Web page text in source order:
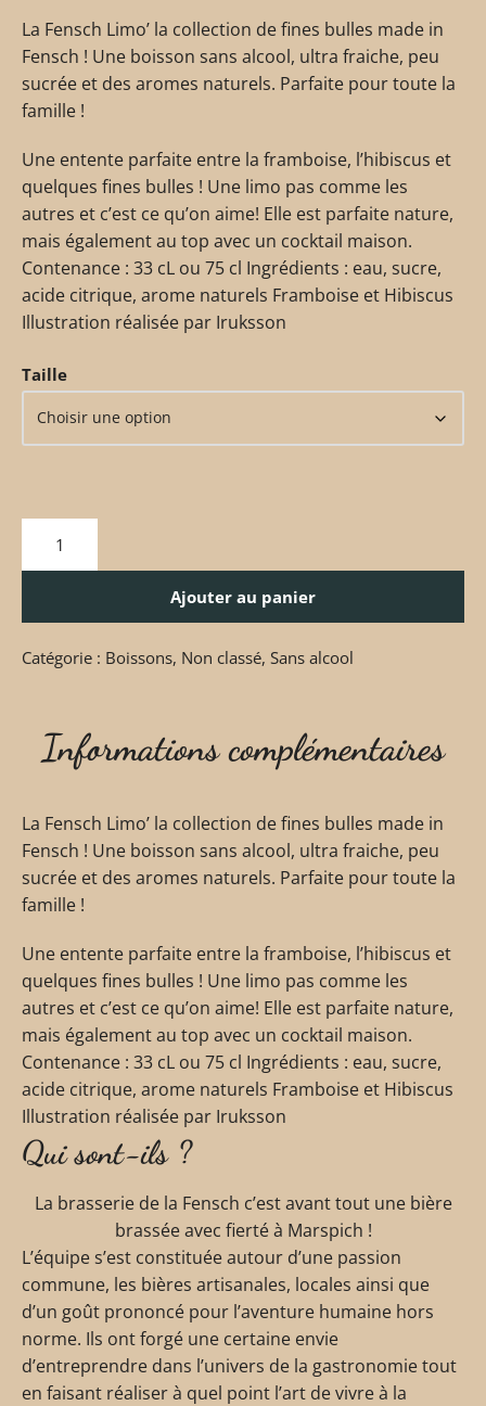
La Fensch Limo’ la collection de fines bulles made in
Fensch ! Une boisson sans alcool, ultra fraiche, peu
sucrée et des aromes naturels. Parfaite pour toute la
famille !
Une entente parfaite entre la framboise, l’hibiscus et
quelques fines bulles ! Une limo pas comme les
autres et c’est ce qu’on aime! Elle est parfaite nature,
mais également au top avec un cocktail maison.
Contenance : 33 cL ou 75 cl Ingrédients : eau, sucre,
acide citrique, arome naturels Framboise et Hibiscus
Illustration réalisée par Iruksson
Taille
Ajouter au panier
Catégorie : Boissons, Non classé, Sans alcool
Informations complémentaires
La Fensch Limo’ la collection de fines bulles made in
Fensch ! Une boisson sans alcool, ultra fraiche, peu
sucrée et des aromes naturels. Parfaite pour toute la
famille !
Une entente parfaite entre la framboise, l’hibiscus et
quelques fines bulles ! Une limo pas comme les
autres et c’est ce qu’on aime! Elle est parfaite nature,
mais également au top avec un cocktail maison.
Contenance : 33 cL ou 75 cl Ingrédients : eau, sucre,
acide citrique, arome naturels Framboise et Hibiscus
Illustration réalisée par Iruksson
Qui sont-ils ?
La brasserie de la Fensch c’est avant tout une bière
brassée avec fierté à Marspich !
L’équipe s’est constituée autour d’une passion
commune, les bières artisanales, locales ainsi que
d’un goût prononcé pour l’aventure humaine hors
norme. Ils ont forgé une certaine envie
d’entreprendre dans l’univers de la gastronomie tout
en faisant réaliser à quel point l’art de vivre à la